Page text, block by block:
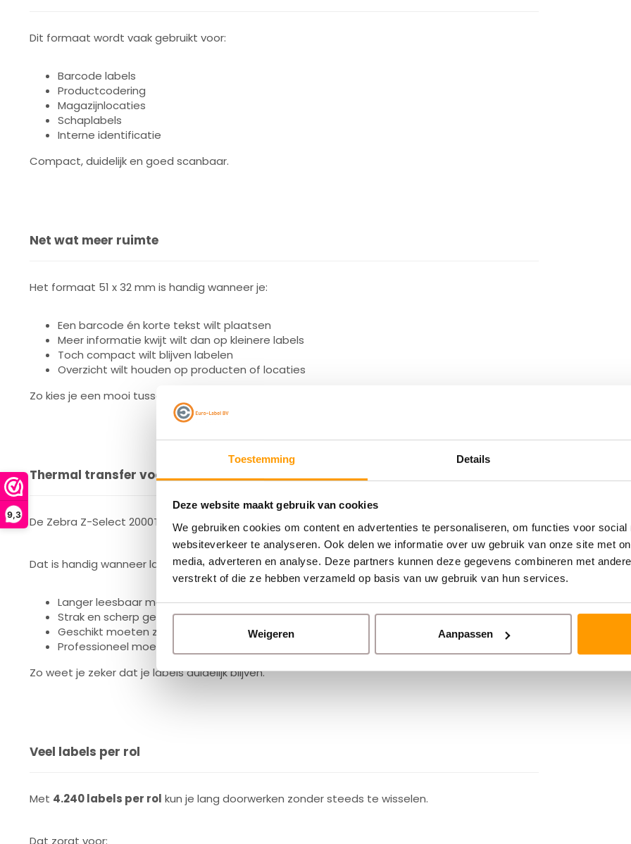
Toestemming Details
Deze website maakt gebruik van cookies
We gebruiken cookies om content en advertenties te personaliseren, om functies voor social
websiteverkeer te analyseren. Ook delen we informatie over uw gebruik van onze site met
media, adverteren en analyse. Deze partners kunnen deze gegevens combineren met
verstrekt of die ze hebben verzameld op basis van uw gebruik van hun services.
Weigeren Aanpassen
9,3
Dit formaat wordt vaak gebruikt voor:
Barcode labels
Productcodering
Magazijnlocaties
Schaplabels
Interne identificatie
Compact, duidelijk en goed scanbaar.
Net wat meer ruimte
Het formaat 51 x 32 mm is handig wanneer je:
Een barcode én korte tekst wilt plaatsen
Meer informatie kwijt wilt dan op kleinere labels
Toch compact wilt blijven labelen
Overzicht wilt houden op producten of locaties
Zo kies je een mooi tussenformaat voor dagelijks gebruik.
Thermal transfer voor langdurige leesbaarheid
De Zebra Z-Select 2000T labels zijn bedoeld voor thermal transfer printers.
Dat is handig wanneer labels:
Langer leesbaar moeten blijven
Strak en scherp geprint moeten worden
Geschikt moeten zijn voor dagelijks gebruik
Professioneel moeten ogen
Zo weet je zeker dat je labels duidelijk blijven.
Veel labels per rol
Met 4.240 labels per rol kun je lang doorwerken zonder steeds te wisselen.
Dat zorgt voor: